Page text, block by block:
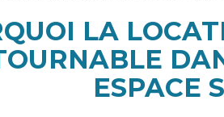
LA
ESPACE